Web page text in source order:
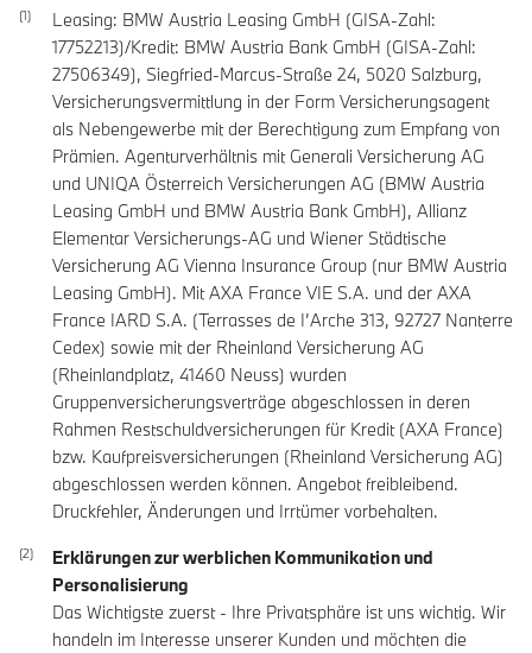
Leasing: BMW Austria Leasing GmbH (GISA-Zahl:
17752213)/Kredit: BMW Austria Bank GmbH (GISA-Zahl:
27506349), Siegfried-Marcus-Straße 24, 5020 Salzburg,
Versicherungsvermittlung in der Form Versicherungsagent
als Nebengewerbe mit der Berechtigung zum Empfang von
Prämien. Agenturverhältnis mit Generali Versicherung AG
und UNIQA Österreich Versicherungen AG (BMW Austria
Leasing GmbH und BMW Austria Bank GmbH), Allianz
Elementar Versicherungs-AG und Wiener Städtische
Versicherung AG Vienna Insurance Group (nur BMW Austria
Leasing GmbH). Mit AXA France VIE S.A. und der AXA
France IARD S.A. (Terrasses de I’Arche 313, 92727 Nanterre
Cedex) sowie mit der Rheinland Versicherung AG
(Rheinlandplatz, 41460 Neuss) wurden
Gruppenversicherungsverträge abgeschlossen in deren
Rahmen Restschuldversicherungen für Kredit (AXA France)
bzw. Kaufpreisversicherungen (Rheinland Versicherung AG)
abgeschlossen werden können. Angebot freibleibend.
Druckfehler, Änderungen und Irrtümer vorbehalten.
Erklärungen zur werblichen Kommunikation und
Personalisierung
Das Wichtigste zuerst - Ihre Privatsphäre ist uns wichtig. Wir
handeln im Interesse unserer Kunden und möchten die